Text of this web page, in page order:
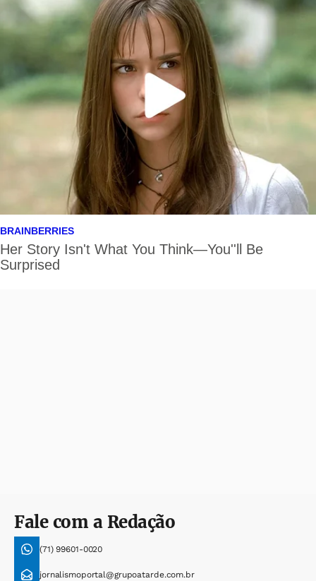
Fale com a Redação
(71) 99601-0020
jornalismoportal@grupoatarde.com.br